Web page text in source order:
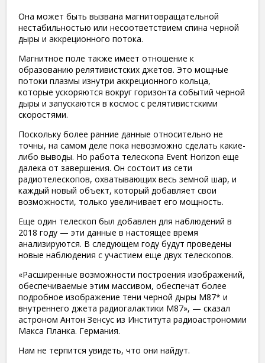
Она может быть вызвана магнитовращательной
нестабильностью или несоответствием спина черной
дыры и аккреционного потока.
Магнитное поле также имеет отношение к
образованию релятивистских джетов. Это мощные
потоки плазмы изнутри аккреционного кольца,
которые ускоряются вокруг горизонта событий черной
дыры и запускаются в космос с релятивистскими
скоростями.
Поскольку более ранние данные относительно не
точны, на самом деле пока невозможно сделать какие-
либо выводы. Но работа телескопа Event Horizon еще
далека от завершения. Он состоит из сети
радиотелескопов, охватывающих весь земной шар, и
каждый новый объект, который добавляет свои
возможности, только увеличивает его мощность.
Еще один телескоп был добавлен для наблюдений в
2018 году — эти данные в настоящее время
анализируются. В следующем году будут проведены
новые наблюдения с участием еще двух телескопов.
«Расширенные возможности построения изображений,
обеспечиваемые этим массивом, обеспечат более
подробное изображение тени черной дыры M87* и
внутреннего джета радиогалактики M87», — сказал
астроном Антон Зенсус из Института радиоастрономии
Макса Планка. Германия.
Нам не терпится увидеть, что они найдут.